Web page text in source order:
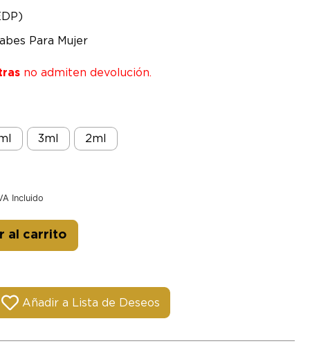
Para Mujer
no admiten devolución.
3ml 2ml
Incluido
al carrito
Añadir a Lista de Deseos